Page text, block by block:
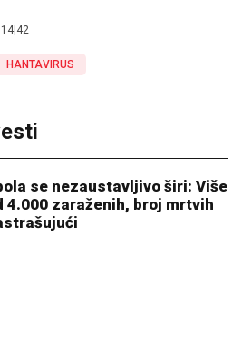
42
HANTAVIRUS
se nezaustavljivo širi: Više
4.000 zaraženih, broj mrtvih